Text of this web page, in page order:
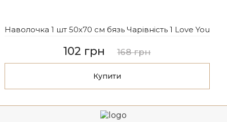
Наволочка 1 шт 50x70 см бязь Чарівність 1 Love You
102 грн 168 грн
Купити